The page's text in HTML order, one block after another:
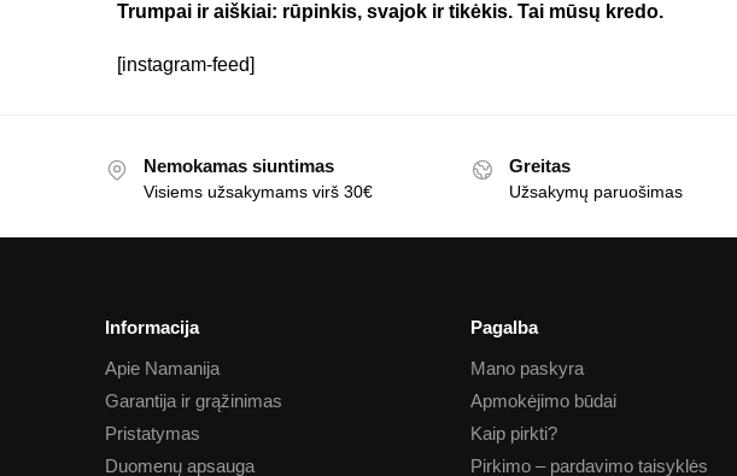
Trumpai ir aiškiai: rūpinkis, svajok ir tikėkis. Tai mūsų kredo.
[instagram-feed]
Nemokamas siuntimas
Visiems užsakymams virš 30€
Greitas
Užsakymų paruošimas
Informacija
Apie Namanija
Garantija ir grąžinimas
Pristatymas
Duomenų apsauga
Pagalba
Mano paskyra
Apmokėjimo būdai
Kaip pirkti?
Pirkimo – pardavimo taisyklės